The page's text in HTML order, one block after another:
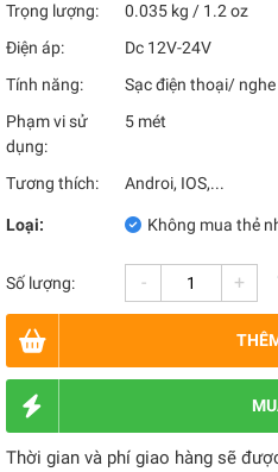
Trọng lượng:
0.035 kg / 1.2 oz
Điện áp:
Dc 12V-24V
Tính năng:
Sạc điện thoại/
Phạm vi sử
dụng:
5 mét
Tương thích: Androi, IOS,...
Loại: Không mua thẻ
Số lượng: - +
Thời gian và phí giao hàng sẽ